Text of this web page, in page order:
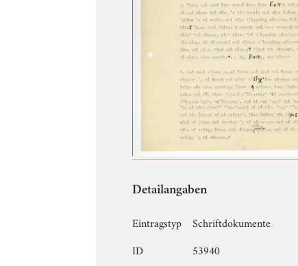
Detailangaben
Eintragstyp
Schriftdokumente
ID
53940